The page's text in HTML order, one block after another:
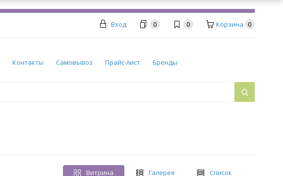
Вход 0 0 Корзина 0
Контакты Самовывоз Прайс-лист Бренды
Список
Галерея
Витрина